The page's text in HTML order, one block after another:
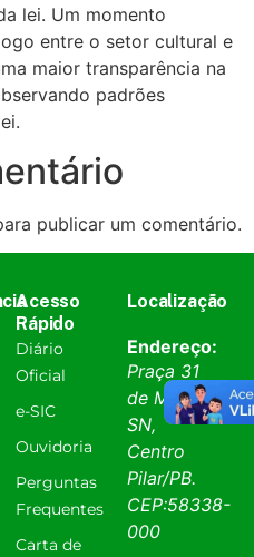
lei. Um momento
entre o setor cultural e
maior transparência na
padrões
publicar um comentário.
Acesso
Rápido
Diário
Oficial
e-SIC
Ouvidoria
Perguntas
Frequentes
Carta de
Localização
Endereço:
Praça 31
de Março,
SN,
Centro
Pilar/PB.
CEP:58338-
000